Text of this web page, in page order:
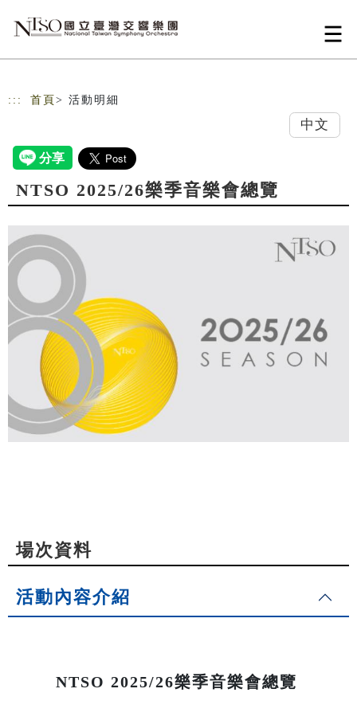
::: 首頁 > 活動明細
中文
NTSO 2025/26樂季音樂會總覽
場次資料
活動內容介紹
NTSO 2025/26樂季音樂會總覽